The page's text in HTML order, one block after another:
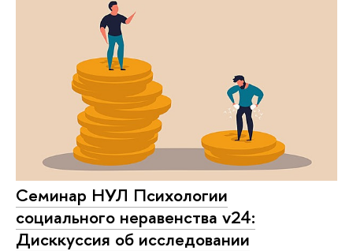
Cеминар НУЛ Психологии
социального неравенства v24:
Дисккуссия об исследовании